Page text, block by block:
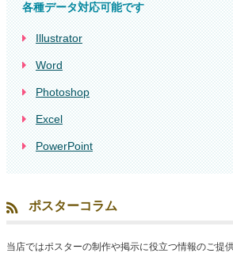
各種データ対応可能です
Illustrator
Word
Photoshop
Excel
PowerPoint
ポスターコラム
当店ではポスターの制作や掲示に役立つ情報のご提